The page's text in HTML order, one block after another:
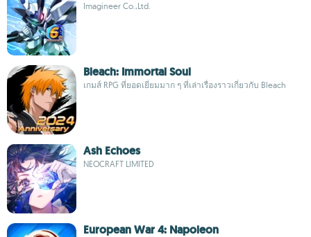
Imagineer Co.,Ltd.
Bleach: Immortal Soul
เกมส์ RPG ที่ยอดเยี่ยมมาก ๆ ที่เล่าเรื่องราวเกี่ยวกับ Bleach
Ash Echoes
NEOCRAFT LIMITED
European War 4: Napoleon